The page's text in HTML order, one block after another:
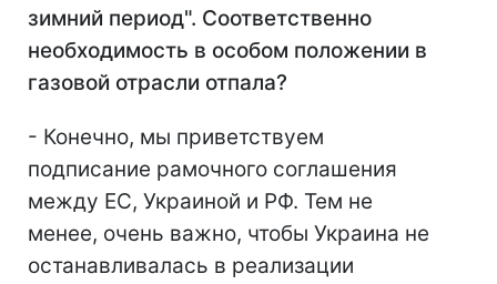
зимний период". Соответственно
необходимость в особом положении в
газовой отрасли отпала?
- Конечно, мы приветствуем
подписание рамочного соглашения
между ЕС, Украиной и РФ. Тем не
менее, очень важно, чтобы Украина не
останавливалась в реализации